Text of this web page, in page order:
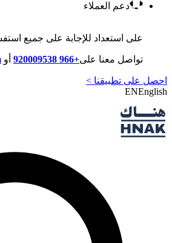
دعم العملاء
على استعداد للإجابة على جميع
تواصل معنا على+966 920009538 أو
احصل على تطبيقنا >
ENEnglish